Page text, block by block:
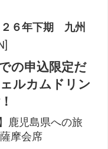
２６年下期 九州
の申込限定だ
ルカムドリン
鹿児島県への旅
摩会席